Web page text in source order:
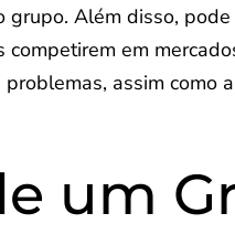
Além disso,
em
assim como
um